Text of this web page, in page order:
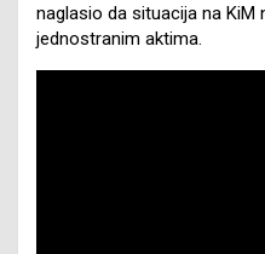
naglasio da situacija na KiM
jednostranim aktima.